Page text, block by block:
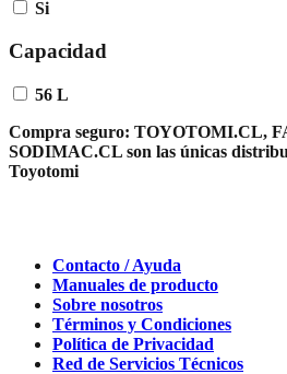
Si
Capacidad
56 L
Compra seguro: TOYOTOMI.CL,
SODIMAC.CL son las únicas
Toyotomi
Contacto / Ayuda
Manuales de producto
Sobre nosotros
Términos y Condiciones
Política de Privacidad
Red de Servicios Técnicos